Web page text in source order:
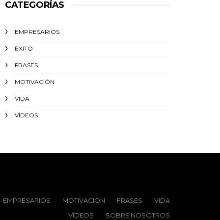
CATEGORÍAS
EMPRESARIOS
ÉXITO‬
FRASES
MOTIVACIÓN
VIDA
VÍDEOS
EMPRESARIOS MOTIVACIÓN FRASES
VIDA
VÍDEOS
SOBRE NOSOTROS